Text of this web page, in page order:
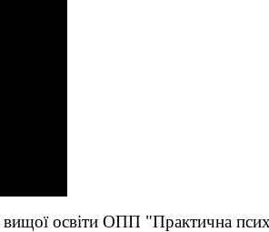
вищої освіти ОПП "Практична